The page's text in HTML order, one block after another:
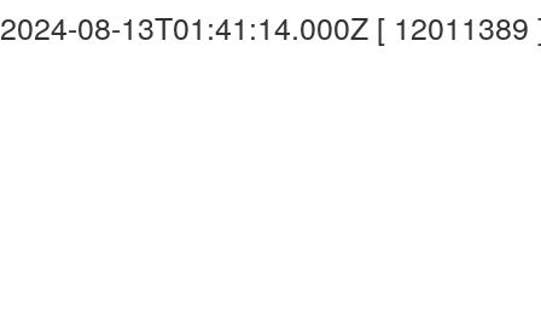
2024-08-13T01:41:14.000Z [ 12011389